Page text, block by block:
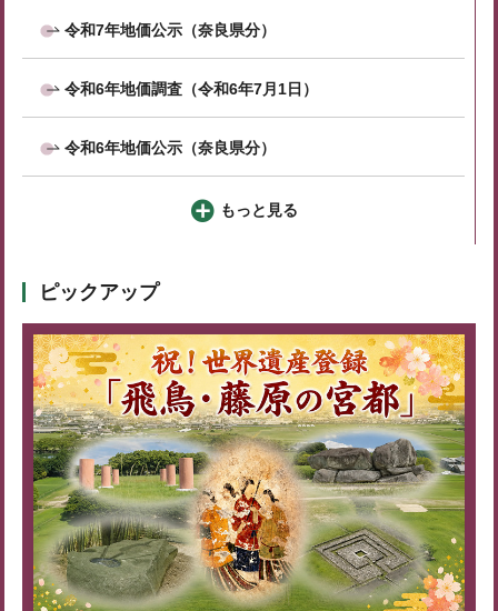
令和7年地価公示（奈良県分）
令和6年地価調査（令和6年7月1日）
令和6年地価公示（奈良県分）
もっと見る
ピックアップ